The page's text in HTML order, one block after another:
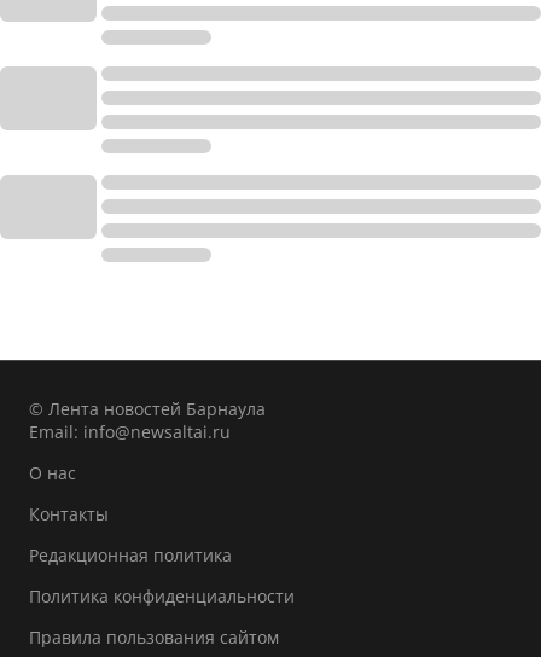
© Лента новостей Барнаула
Email: info@newsaltai.ru
О нас
Контакты
Редакционная политика
Политика конфиденциальности
Правила пользования сайтом